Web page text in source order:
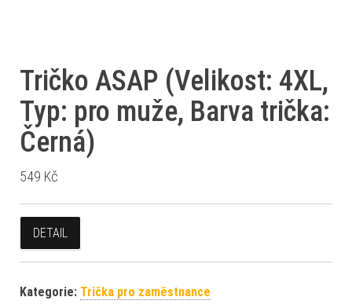
Tričko ASAP (Velikost: 4XL,
Typ: pro muže, Barva trička:
Černá)
549 Kč
DETAIL
Kategorie: Trička pro zaměstnance